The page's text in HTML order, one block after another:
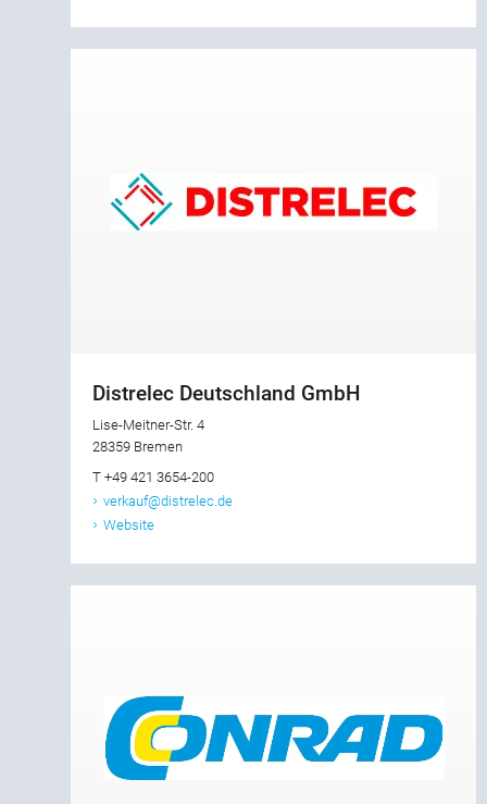
Distrelec Deutschland GmbH
Lise-Meitner-Str. 4
28359 Bremen
T +49 421 3654-200
verkauf@distrelec.de
Website